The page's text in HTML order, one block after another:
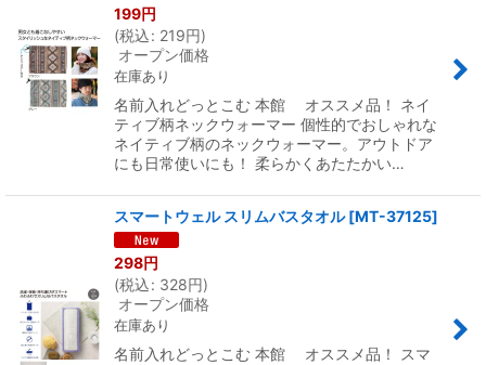
199円
(税込: 219円)
オープン価格
在庫あり
名前入れどっとこむ 本館 オススメ品！ ネイ
ティブ柄ネックウォーマー 個性的でおしゃれな
ネイティブ柄のネックウォーマー。アウトドア
にも日常使いにも！ 柔らかくあたたかい…
スマートウェル スリムバスタオル [MT-37125]
298円
(税込: 328円)
オープン価格
在庫あり
名前入れどっとこむ 本館 オススメ品！ スマ